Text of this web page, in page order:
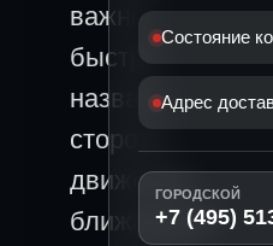
важно
быстро
назвать
сторону
движения,
ближайший
Состояние
Адрес
ГОРОДСКОЙ
+7 (495)